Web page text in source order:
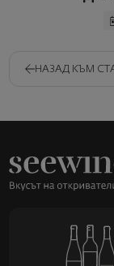
НАЗАД КЪМ